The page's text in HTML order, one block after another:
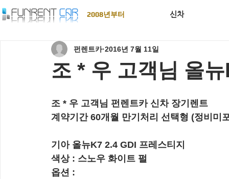
2008년부터 신차
조 * 우 고객님 올
펀렌트카 2016년 7월 11일
조 * 우 고객님 펀렌트카 신차 장기렌트
계약기간 60개월 만기처리 선택형 (정비미
기아 올뉴K7 2.4 GDI 프레스티지
색상 : 스노우 화이트 펄
옵션 :